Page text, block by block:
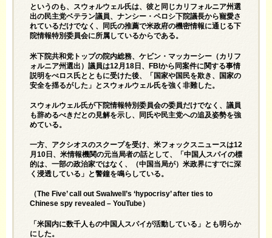
というのも、スウォルウェル氏は、彼と同じカリフォルニア州選
出の民主党ベテラン議員、ナンシー・ペロシ下院議長から寵愛さ
れているだけでなく、同氏の推薦で米政府の機密情報に通じる下
院情報特別委員会に所属しているからである。
米下院共和党トップの院内総務、ケビン・マッカーシー（カリフ
ォルニア州選出）議員は12月18日、FBIから同案件に関する事情
説明をぺロス氏とともに受けた後、「国家や国民を欺き、国家の
安全を揺るがした」とスウォルウェル氏を強く非難した。
スウォルウェル氏が下院情報特別委員会の委員だけでなく、議員
も辞めるべきだとの見解を示し、同氏や民主党への追及姿勢を強
めている。
一方、アクシオスのスクープを受け、米フォックスニュースは12
月10日、米情報機関の元当局者の話として、「中国人スパイの標
的は、一部の政治家ではなく、（中国当局が）米政界にすでに深
く浸透している」と警鐘を鳴らしている。
（The Five’ call out Swalwell’s ‘hypocrisy’ after ties to
Chinese spy revealed – YouTube）
「米国内に数千人もの中国人スパイが活動している」とも明らか
にした。